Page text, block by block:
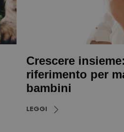
Crescere
riferimento per
bambini
LEGGI